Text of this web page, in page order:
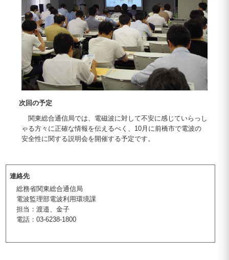
次回の予定
関東総合通信局では、電磁波に対して不安に感じていらっし
ゃる方々に正確な情報を伝えるべく、10月に前橋市で電波の
安全性に関する説明会を開催する予定です。
連絡先
総務省関東総合通信局
電波監理部電波利用環境課
担当：渡邉、金子
電話：03-6238-1800